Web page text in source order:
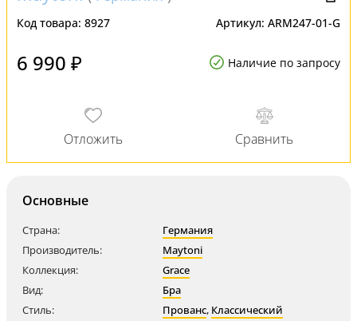
Код товара: 8927 Артикул: ARM247-01-G
6 990 ₽ Наличие по запросу
Основные
Страна:
Германия
Производитель:
Maytoni
Коллекция:
Grace
Вид:
Бра
Стиль:
Прованс, Классический